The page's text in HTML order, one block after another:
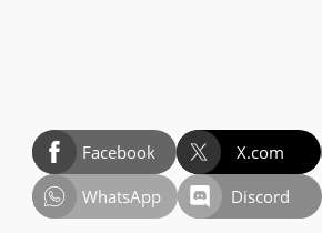
Facebook X.com
WhatsApp
Discord